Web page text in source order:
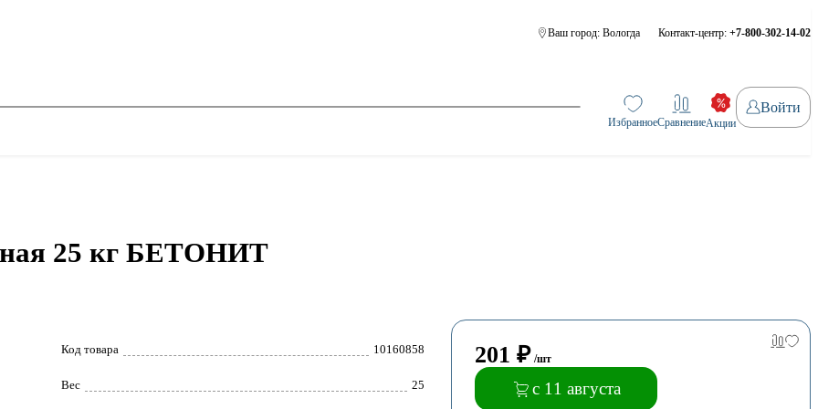
Ваш город: Вологда Контакт-центр: +7-800-302-14-02
ИзбранноеСравнениеАкции
Войти
25 кг БЕТОНИТ
Код товара 10160858
Вес 25
201 ₽ /шт
с 11 августа